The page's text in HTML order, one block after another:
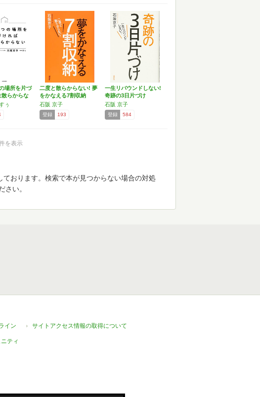
場所を片づ
散らからな
ぅ
二度と散らからない! 夢
をかなえる7割収納
石阪 京子
登録 193
一生リバウンドしない!
奇跡の3日片づけ
石阪 京子
登録 584
を表示
おります。検索で本が見つからない場合の対処
さい。
イン サイトアクセス情報の取得について
ティ